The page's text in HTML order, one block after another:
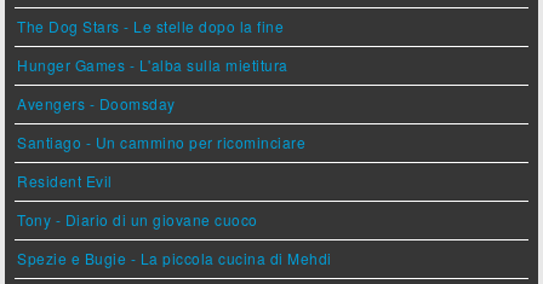
The Dog Stars - Le stelle dopo la fine
Hunger Games - L'alba sulla mietitura
Avengers - Doomsday
Santiago - Un cammino per ricominciare
Resident Evil
Tony - Diario di un giovane cuoco
Spezie e Bugie - La piccola cucina di Mehdi